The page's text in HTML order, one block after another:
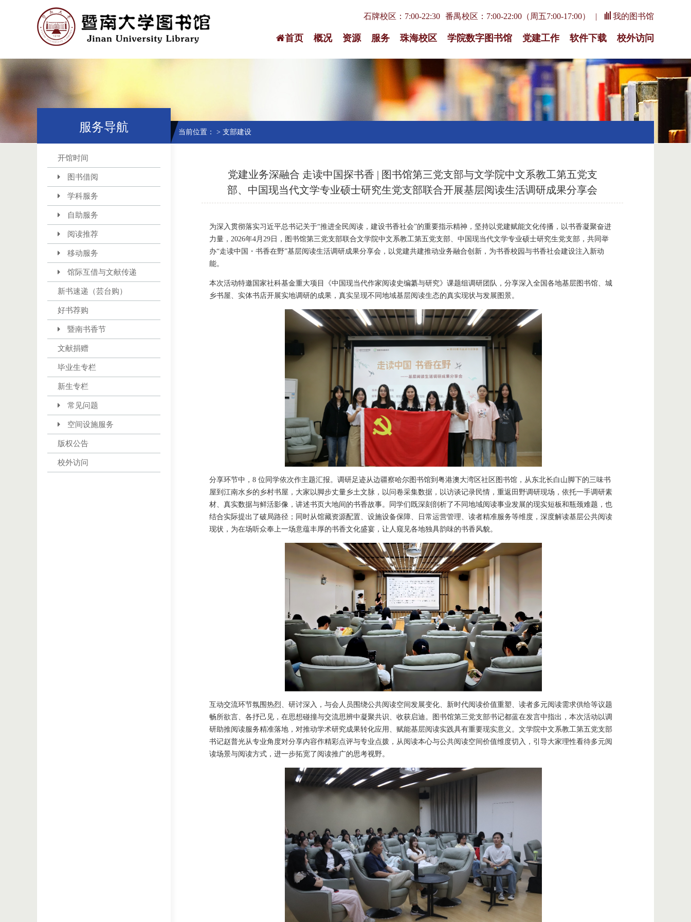
石牌校区：7:00-22:30 番禺校区：7:00-22:00（周五7:00-17:00） 我的图书馆
首页 概况 资源 服务 珠海校区 学院数字图书馆 党建工作 软件下载 校外访问
服务导航
开馆时间
图书借阅
学科服务
自助服务
阅读推荐
移动服务
馆际互借与文献传递
新书速递（芸台购）
好书荐购
暨南书香节
文献捐赠
毕业生专栏
新生专栏
常见问题
空间设施服务
版权公告
校外访问
当前位置： > 支部建设
党建业务深融合 走读中国探书香 | 图书馆第三党支部与文学院中文系教工第五党支
部、中国现当代文学专业硕士研究生党支部联合开展基层阅读生活调研成果分享会
为深入贯彻落实习近平总书记关于“推进全民阅读，建设书香社会”的重要指示精神，坚持以党建赋能文化传播，以书香凝聚奋进
力量，2026年4月29日，图书馆第三党支部联合文学院中文系教工第五党支部、中国现当代文学专业硕士研究生党支部，共同举
办“走读中国・书香在野”基层阅读生活调研成果分享会，以党建共建推动业务融合创新，为书香校园与书香社会建设注入新动
能。
本次活动特邀国家社科基金重大项目《中国现当代作家阅读史编纂与研究》课题组调研团队，分享深入全国各地基层图书馆、城
乡书屋、实体书店开展实地调研的成果，真实呈现不同地域基层阅读生态的真实现状与发展图景。
分享环节中，8 位同学依次作主题汇报。调研足迹从边疆察哈尔图书馆到粤港澳大湾区社区图书馆，从东北长白山脚下的三味书
屋到江南水乡的乡村书屋，大家以脚步丈量乡土文脉，以问卷采集数据，以访谈记录民情，重返田野调研现场，依托一手调研素
材、真实数据与鲜活影像，讲述书页大地间的书香故事。同学们既深刻剖析了不同地域阅读事业发展的现实短板和瓶颈难题，也
结合实际提出了破局路径；同时从馆藏资源配置、设施设备保障、日常运营管理、读者精准服务等维度，深度解读基层公共阅读
现状，为在场听众奉上一场意蕴丰厚的书香文化盛宴，让人窥见各地独具韵味的书香风貌。
互动交流环节氛围热烈、研讨深入，与会人员围绕公共阅读空间发展变化、新时代阅读价值重塑、读者多元阅读需求供给等议题
畅所欲言、各抒己见，在思想碰撞与交流思辨中凝聚共识、收获启迪。图书馆第三党支部书记都蓝在发言中指出，本次活动以调
研助推阅读服务精准落地，对推动学术研究成果转化应用、赋能基层阅读实践具有重要现实意义。文学院中文系教工第五党支部
书记赵普光从专业角度对分享内容作精彩点评与专业点拨，从阅读本心与公共阅读空间价值维度切入，引导大家理性看待多元阅
读场景与阅读方式，进一步拓宽了阅读推广的思考视野。